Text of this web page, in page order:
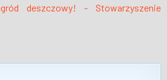
deszczowy! - Stowarzyszenie